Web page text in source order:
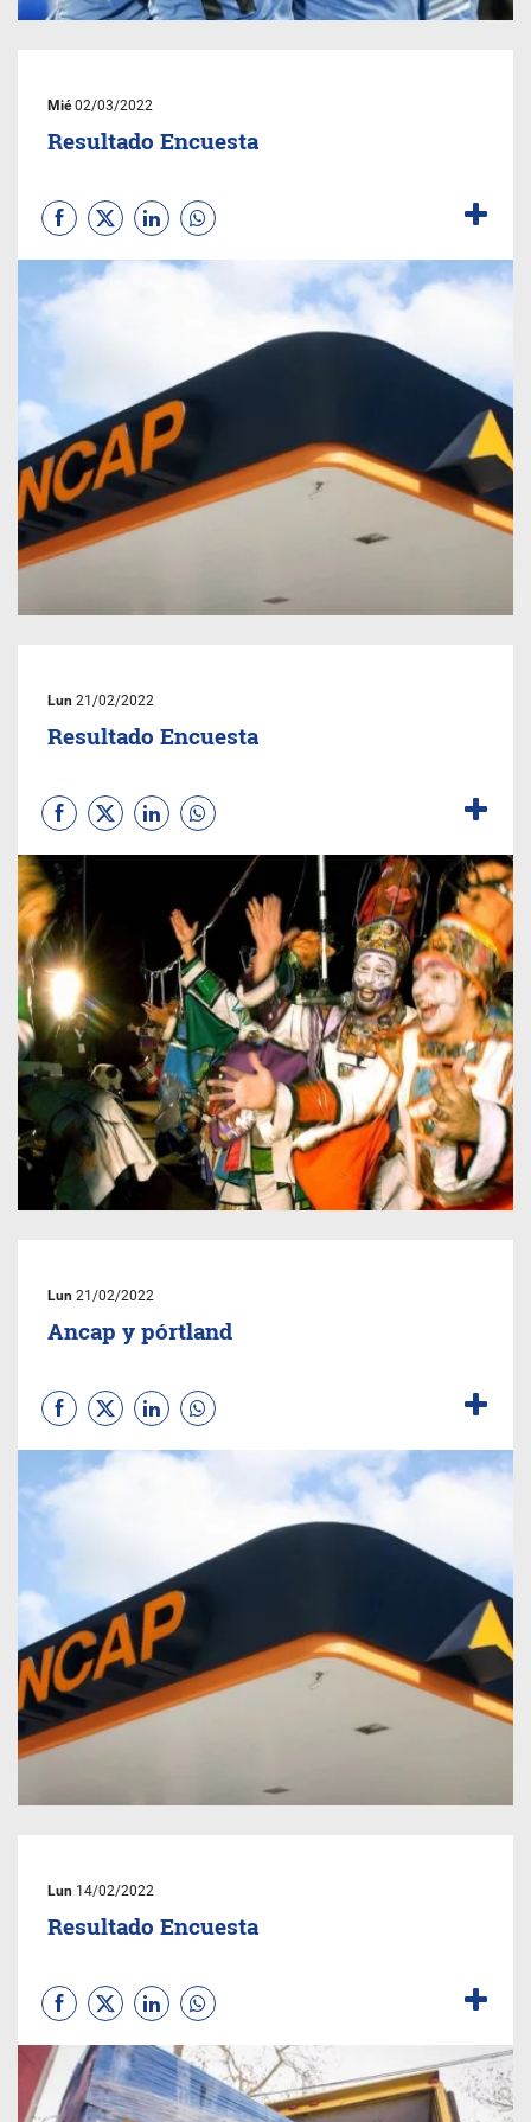
Mié02/03/2022
Resultado Encuesta
Lun 21/02/2022
Resultado Encuesta
Lun 21/02/2022
Ancap y pórtland
Lun 14/02/2022
Resultado Encuesta